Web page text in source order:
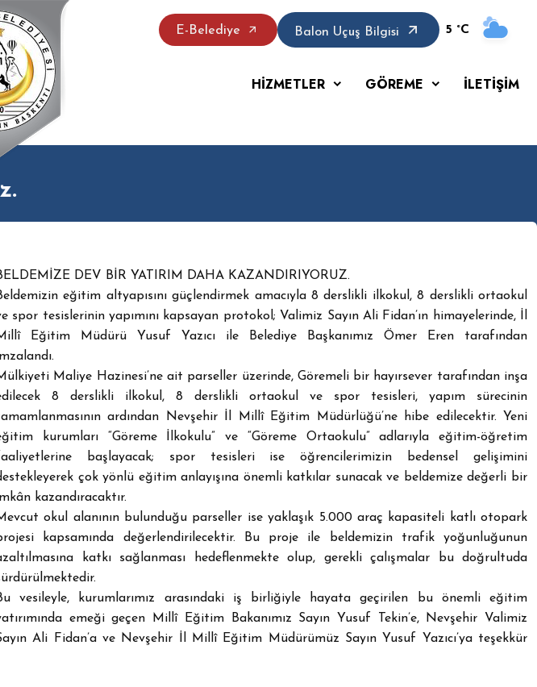
E-Belediye Balon Uçuş Bilgisi 5 °C
HİZMETLER GÖREME İLETİŞİM
DEV BİR YATIRIM DAHA KAZANDIRIYORUZ.
eğitim altyapısını güçlendirmek amacıyla 8 derslikli ilkokul, 8 derslikli ortaokul
spor tesislerinin yapımını kapsayan protokol; Valimiz Sayın Ali Fidan’ın himayelerinde, İl
Eğitim Müdürü Yusuf Yazıcı ile Belediye Başkanımız Ömer Eren tarafından
Maliye Hazinesi’ne ait parseller üzerinde, Göremeli bir hayırsever tarafından inşa
8 derslikli ilkokul, 8 derslikli ortaokul ve spor tesisleri, yapım sürecinin
ardından Nevşehir İl Millî Eğitim Müdürlüğü’ne hibe edilecektir. Yeni
kurumları “Göreme İlkokulu” ve “Göreme Ortaokulu” adlarıyla eğitim-öğretim
başlayacak; spor tesisleri ise öğrencilerimizin bedensel gelişimini
çok yönlü eğitim anlayışına önemli katkılar sunacak ve beldemize değerli bir
kazandıracaktır.
okul alanının bulunduğu parseller ise yaklaşık 5.000 araç kapasiteli katlı otopark
kapsamında değerlendirilecektir. Bu proje ile beldemizin trafik yoğunluğunun
katkı sağlanması hedeflenmekte olup, gerekli çalışmalar bu doğrultuda
vesileyle, kurumlarımız arasındaki iş birliğiyle hayata geçirilen bu önemli eğitim
emeği geçen Millî Eğitim Bakanımız Sayın Yusuf Tekin’e, Nevşehir Valimiz
Ali Fidan’a ve Nevşehir İl Millî Eğitim Müdürümüz Sayın Yusuf Yazıcı’ya teşekkür